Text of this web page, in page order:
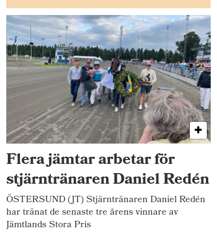
Flera jämtar arbetar för
stjärntränaren Daniel Redén
ÖSTERSUND (JT) Stjärntränaren Daniel Redén
har tränat de senaste tre årens vinnare av
Jämtlands Stora Pris